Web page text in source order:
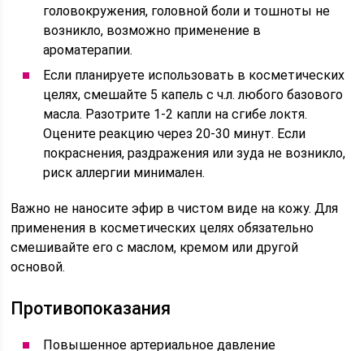
головокружения, головной боли и тошноты не
возникло, возможно применение в
ароматерапии.
Если планируете использовать в косметических
целях, смешайте 5 капель с ч.л. любого базового
масла. Разотрите 1-2 капли на сгибе локтя.
Оцените реакцию через 20-30 минут. Если
покраснения, раздражения или зуда не возникло,
риск аллергии минимален.
Важно не наносите эфир в чистом виде на кожу. Для
применения в косметических целях обязательно
смешивайте его с маслом, кремом или другой
основой.
Противопоказания
Повышенное артериальное давление